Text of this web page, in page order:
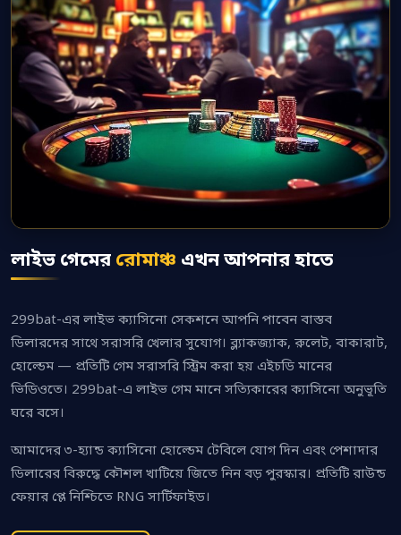
লাইভ গেমের রোমাঞ্চ এখন আপনার হাতে
299bat-এর লাইভ ক্যাসিনো সেকশনে আপনি পাবেন বাস্তব
ডিলারদের সাথে সরাসরি খেলার সুযোগ। ব্ল্যাকজ্যাক, রুলেট, বাকারাট,
হোল্ডেম — প্রতিটি গেম সরাসরি স্ট্রিম করা হয় এইচডি মানের
ভিডিওতে। 299bat-এ লাইভ গেম মানে সত্যিকারের ক্যাসিনো অনুভূতি
ঘরে বসে।
আমাদের ৩-হ্যান্ড ক্যাসিনো হোল্ডেম টেবিলে যোগ দিন এবং পেশাদার
ডিলারের বিরুদ্ধে কৌশল খাটিয়ে জিতে নিন বড় পুরস্কার। প্রতিটি রাউন্ড
ফেয়ার প্লে নিশ্চিতে RNG সার্টিফাইড।